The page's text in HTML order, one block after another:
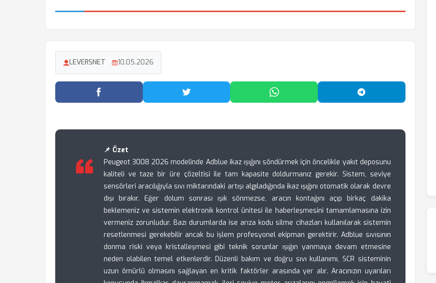
LEVERSNET 10.05.2026
Facebook'ta Paylaş Twitter'da Paylaş WhatsApp'ta Paylaş Telegram'da Paylaş
📌 Özet
Peugeot 3008 2026 modelinde Adblue ikaz ışığını söndürmek için öncelikle yakıt deposunu
kaliteli ve taze bir üre çözeltisi ile tam kapasite doldurmanız gerekir. Sistem, seviye
sensörleri aracılığıyla sıvı miktarındaki artışı algıladığında ikaz ışığını otomatik olarak devre
dışı bırakır. Eğer dolum sonrası ışık sönmezse, aracın kontağını açıp birkaç dakika
beklemeniz ve sistemin elektronik kontrol ünitesi ile haberleşmesini tamamlamasına izin
vermeniz zorunludur. Bazı durumlarda ise arıza kodu silme cihazları kullanılarak sistemin
resetlenmesi gerekebilir ancak bu işlem profesyonel ekipman gerektirir. Adblue sıvısının
donma riski veya kristalleşmesi gibi teknik sorunlar ışığın yanmaya devam etmesine
neden olabilen temel etkenlerdir. Düzenli bakım ve doğru sıvı kullanımı, SCR sisteminin
uzun ömürlü olmasını sağlayan en kritik faktörler arasında yer alır. Aracınızın uyarıları